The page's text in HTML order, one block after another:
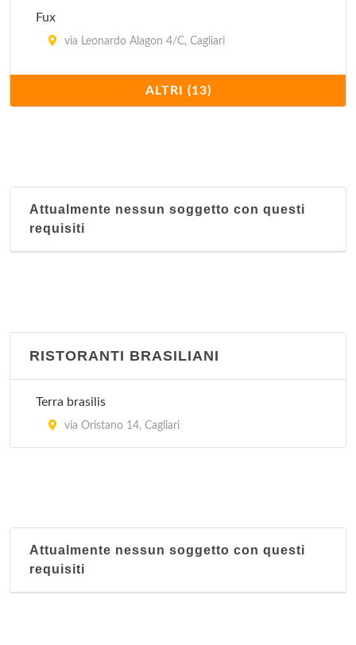
Fux
via Leonardo Alagon 4/C, Cagliari
viale Armando Diaz 91, Cagliari
Il Paradiso
ALTRI (13)
Attualmente nessun soggetto con questi
requisiti
RISTORANTI BRASILIANI
Terra brasilis
via Oristano 14, Cagliari
Attualmente nessun soggetto con questi
requisiti